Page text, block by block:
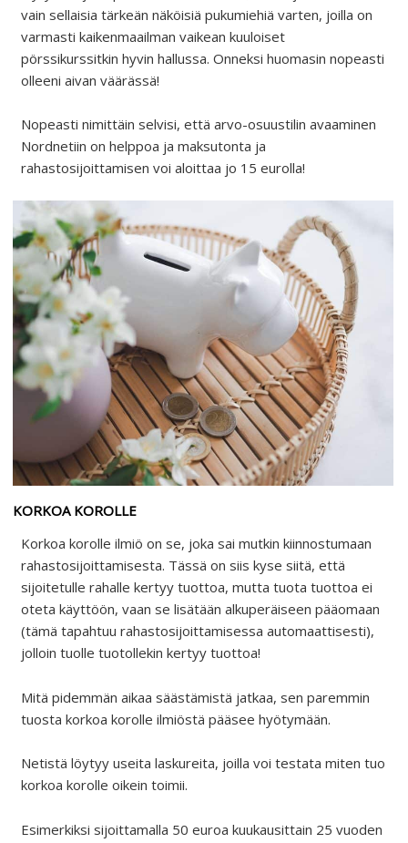
vain sellaisia tärkeän näköisiä pukumiehiä varten, joilla on
varmasti kaikenmaailman vaikean kuuloiset
pörssikurssitkin hyvin hallussa. Onneksi huomasin nopeasti
olleeni aivan väärässä!
Nopeasti nimittäin selvisi, että arvo-osuustilin avaaminen
Nordnetiin on helppoa ja maksutonta ja
rahastosijoittamisen voi aloittaa jo 15 eurolla!
KORKOA KOROLLE
Korkoa korolle ilmiö on se, joka sai mutkin kiinnostumaan
rahastosijoittamisesta. Tässä on siis kyse siitä, että
sijoitetulle rahalle kertyy tuottoa, mutta tuota tuottoa ei
oteta käyttöön, vaan se lisätään alkuperäiseen pääomaan
(tämä tapahtuu rahastosijoittamisessa automaattisesti),
jolloin tuolle tuotollekin kertyy tuottoa!
Mitä pidemmän aikaa säästämistä jatkaa, sen paremmin
tuosta korkoa korolle ilmiöstä pääsee hyötymään.
Netistä löytyy useita laskureita, joilla voi testata miten tuo
korkoa korolle oikein toimii.
Esimerkiksi sijoittamalla 50 euroa kuukausittain 25 vuoden